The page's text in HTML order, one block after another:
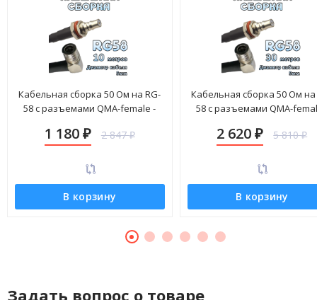
Кабельная сборка 50 Ом на RG-
58 с разъемами QMA-female -
1 180 ₽ 2 847₽
В корзину
Кабельная сборка 50 Ом на
58 с разъемами QMA-
2 620₽ 5 810₽
В корзину
Задать вопрос о товаре